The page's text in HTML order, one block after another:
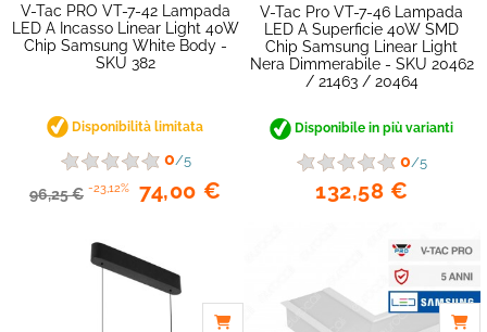
V-Tac PRO VT-7-42 Lampada
LED A Incasso Linear Light 40W
Chip Samsung White Body -
SKU 382
Disponibilità limitata
0/5
96,25 € -23,12% 74,00 €
V-Tac Pro VT-7-46 Lampada
LED A Superficie 40W SMD
Chip Samsung Linear Light
Nera Dimmerabile - SKU 20462
/ 21463 / 20464
Disponibile in più varianti
0/5
132,58 €